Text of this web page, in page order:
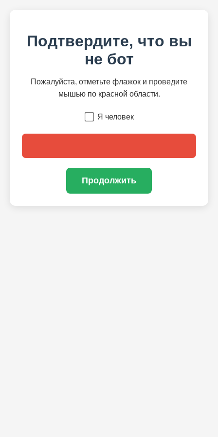
Подтвердите, что вы
не бот
Пожалуйста, отметьте флажок и проведите
мышью по красной области.
Я человек
Продолжить